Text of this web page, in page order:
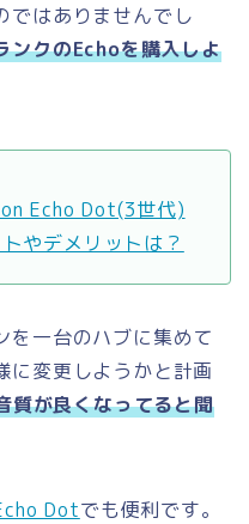
ではありませんでし
ンクのEchoを購入しよ
Echo Dot(3世代)
やデメリットは？
を一台のハブに集めて
に変更しようかと計画
質が良くなってると聞
Dotでも便利です。